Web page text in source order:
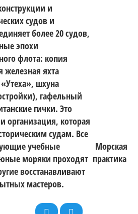
и
судов и
более 20 судов,
эпохи
флота: копия
железная яхта
шхуна
гафельный
гички. Это
организация, которая
судам. Все
учебные
моряки проходят
восстанавливают
мастеров.
Морская
практика